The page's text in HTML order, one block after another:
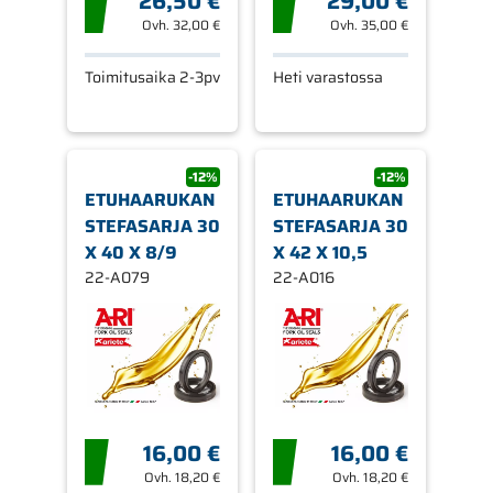
Ovh. 32,00 €
Toimitusaika 2-3pv
Ovh.35,00 €
Heti varastossa
-12%
ETUHAARUKAN
STEFASARJA 30
X 40 X 8/9
22-A079
16,00 €
Ovh. 18,20 €
-12%
ETUHAARUKAN
STEFASARJA 30
X 42 X 10,5
22-A016
16,00 €
Ovh.18,20 €